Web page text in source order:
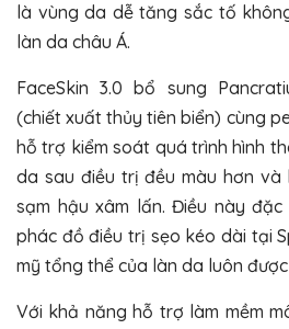
là vùng da dễ tăng sắc tố
làn da châu Á.
FaceSkin 3.0 bổ sung
(chiết xuất thủy tiên biển) cùng
hỗ trợ kiểm soát quá trình hình
da sau điều trị đều màu hơn và
sạm hậu xâm lấn. Điều này
phác đồ điều trị sẹo kéo dài tại
mỹ tổng thể của làn da luôn
Với khả năng hỗ trợ làm mềm